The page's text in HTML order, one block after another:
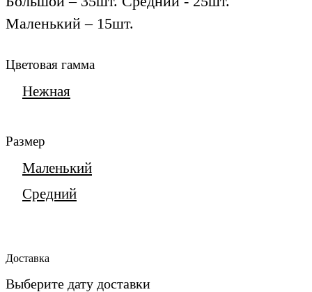
Маленький – 15шт.
Цветовая гамма
Нежная
Размер
Маленький
Средний
Доставка
Выберите дату доставки